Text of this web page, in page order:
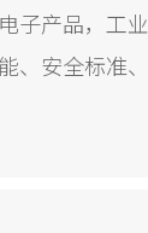
电子产品，工
能、安全标准